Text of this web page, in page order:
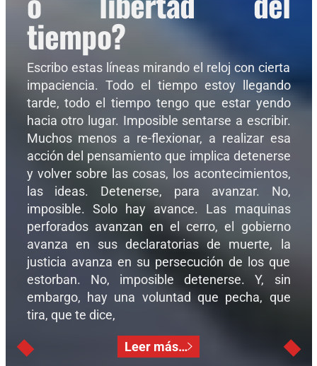
tiempo?
Escribo estas líneas mirando el reloj con cierta
impaciencia. Todo el tiempo estoy llegando
tarde, todo el tiempo tengo que estar yendo
hacia otro lugar. Imposible sentarse a escribir.
Muchos menos a re-flexionar, a realizar esa
acción del pensamiento que implica detenerse
y volver sobre las cosas, los acontecimientos,
las ideas. Detenerse, para avanzar. No,
imposible. Solo hay avance. Las maquinas
perforados avanzan en el cerro, el gobierno
avanza en sus declaratorias de muerte, la
justicia avanza en su persecución de los que
estorban. No, imposible detenerse. Y, sin
embargo, hay una voluntad que pecha, que
tira, que te dice,
Leer más…